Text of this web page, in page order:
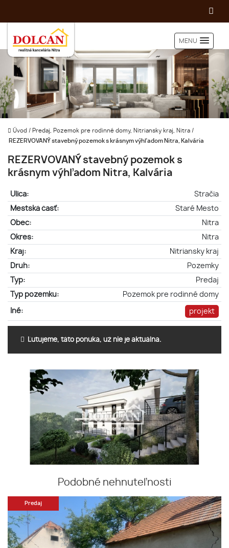
MENU
Úvod / Predaj, Pozemok pre rodinné domy, Nitriansky kraj, Nitra /
REZERVOVANÝ stavebný pozemok s krásnym výhľadom Nitra, Kalvária
REZERVOVANÝ stavebný pozemok s
krásnym výhľadom Nitra, Kalvária
Ulica:
Stračia
Mestská časť:
Staré Mesto
Obec:
Nitra
Okres:
Nitra
Kraj:
Nitriansky kraj
Druh:
Pozemky
Typ:
Predaj
Typ pozemku:
Pozemok pre rodinné domy
Iné: projekt
Ľutujeme, táto ponuka, už nie je aktuálna.
Podobné nehnuteľnosti
Predaj